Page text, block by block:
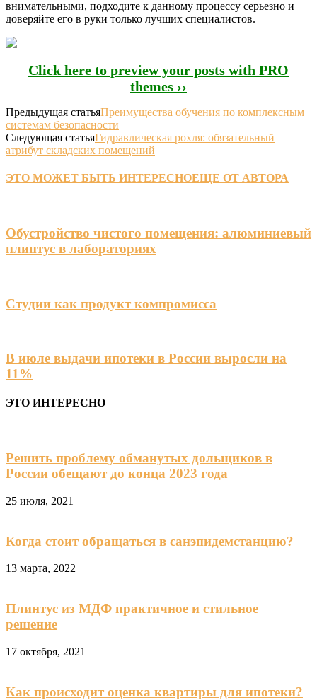
внимательными, подходите к данному процессу серьезно и
доверяйте его в руки только лучших специалистов.
Click here to preview your posts with PRO
themes ››
Предыдущая статьяПреимущества обучения по комплексным
системам безопасности
Следующая статьяГидравлическая рохля: обязательный
атрибут складских помещений
ЭТО МОЖЕТ БЫТЬ ИНТЕРЕСНОЕЩЕ ОТ АВТОРА
Обустройство чистого помещения: алюминиевый
плинтус в лабораториях
Студии как продукт компромисса
В июле выдачи ипотеки в России выросли на
11%
ЭТО ИНТЕРЕСНО
Решить проблему обманутых дольщиков в
России обещают до конца 2023 года
25 июля, 2021
Когда стоит обращаться в санэпидемстанцию?
13 марта, 2022
Плинтус из МДФ практичное и стильное
решение
17 октября, 2021
Как происходит оценка квартиры для ипотеки?